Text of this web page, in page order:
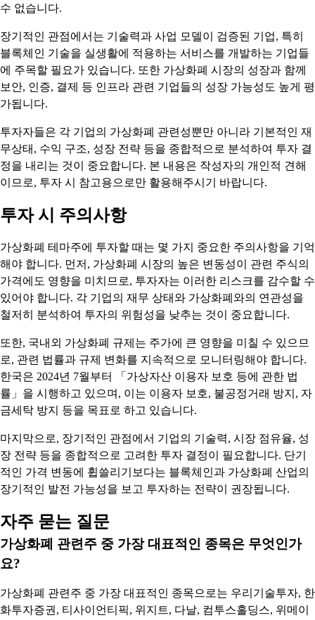
수 없습니다.
장기적인 관점에서는 기술력과 사업 모델이 검증된 기업, 특히
블록체인 기술을 실생활에 적용하는 서비스를 개발하는 기업들
에 주목할 필요가 있습니다. 또한 가상화폐 시장의 성장과 함께
보안, 인증, 결제 등 인프라 관련 기업들의 성장 가능성도 높게 평
가됩니다.
투자자들은 각 기업의 가상화폐 관련성뿐만 아니라 기본적인 재
무상태, 수익 구조, 성장 전략 등을 종합적으로 분석하여 투자 결
정을 내리는 것이 중요합니다. 본 내용은 작성자의 개인적 견해
이므로, 투자 시 참고용으로만 활용해주시기 바랍니다.
투자 시 주의사항
가상화폐 테마주에 투자할 때는 몇 가지 중요한 주의사항을 기억
해야 합니다. 먼저, 가상화폐 시장의 높은 변동성이 관련 주식의
가격에도 영향을 미치므로, 투자자는 이러한 리스크를 감수할 수
있어야 합니다. 각 기업의 재무 상태와 가상화폐와의 연관성을
철저히 분석하여 투자의 위험성을 낮추는 것이 중요합니다.
또한, 국내외 가상화폐 규제는 주가에 큰 영향을 미칠 수 있으므
로, 관련 법률과 규제 변화를 지속적으로 모니터링해야 합니다.
한국은 2024년 7월부터 「가상자산 이용자 보호 등에 관한 법
률」을 시행하고 있으며, 이는 이용자 보호, 불공정거래 방지, 자
금세탁 방지 등을 목표로 하고 있습니다.
마지막으로, 장기적인 관점에서 기업의 기술력, 시장 점유율, 성
장 전략 등을 종합적으로 고려한 투자 결정이 필요합니다. 단기
적인 가격 변동에 휩쓸리기보다는 블록체인과 가상화폐 산업의
장기적인 발전 가능성을 보고 투자하는 전략이 권장됩니다.
자주 묻는 질문
가상화폐 관련주 중 가장 대표적인 종목은 무엇인가
요?
가상화폐 관련주 중 가장 대표적인 종목으로는 우리기술투자, 한
화투자증권, 티사이언티픽, 위지트, 다날, 컴투스홀딩스, 위메이